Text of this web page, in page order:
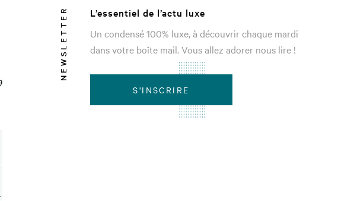
NEWSLETTER
L’essentiel de l’actu luxe
Un condensé 100% luxe, à découvrir chaque mardi
dans votre boîte mail. Vous allez adorer nous lire !
S'INSCRIRE